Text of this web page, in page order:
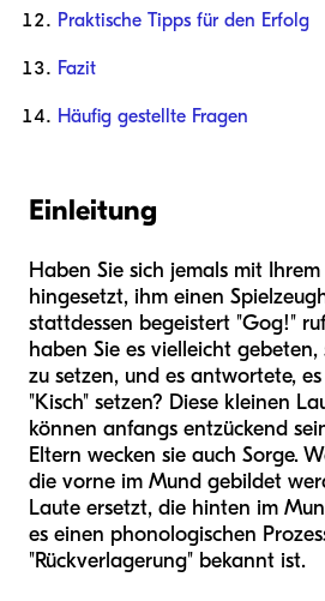
Praktische Tipps für den Erfolg
Fazit
Häufig gestellte Fragen
Einleitung
Haben Sie sich jemals mit
hingesetzt, ihm einen
stattdessen begeistert "Gog!"
haben Sie es vielleicht gebeten,
zu setzen, und es antwortete,
"Kisch" setzen? Diese kleinen
können anfangs entzückend
Eltern wecken sie auch Sorge.
die vorne im Mund gebildet
Laute ersetzt, die hinten im
es einen phonologischen
"Rückverlagerung" bekannt ist.